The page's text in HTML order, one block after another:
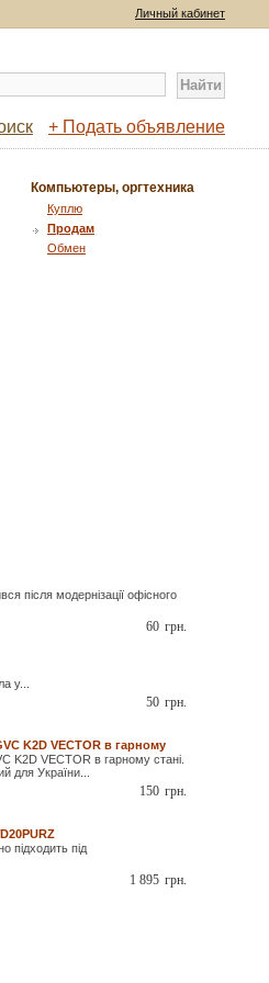
Личный кабинет
+ Подать объявление
Компьютеры, оргтехника
Куплю
Продам
Обмен
після модернізації офісного
грн.
60
у...
грн.
50
K2D VECTOR в гарному
K2D VECTOR в гарному стані.
для України...
грн.
150
підходить під
грн.
1 895